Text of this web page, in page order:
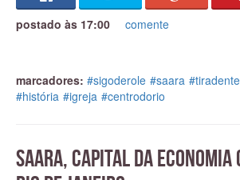
num domingo, sozinha, eu poderia ter o
essas ruas, sem pensar em ser assaltada?
- Como conheceu o Rolé Carioca?
Pelo Facebook. Passei a acompanhar os
- O que foi uma novidade para você
postado às 17:00 comente
marcadores: #sigoderole #saara
#história #igreja #centrodorio
SAARA, capital da